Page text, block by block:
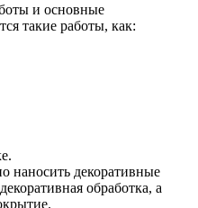
и основные
такие работы, как:
наносить декоративные
обработка, а